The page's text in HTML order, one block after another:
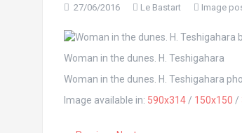
27/06/2016 Le Bastart Image
Woman in the dunes. H. Teshigahara
Woman in the dunes. H. Teshigahara
Image available in: 590x314/ 150x150 /